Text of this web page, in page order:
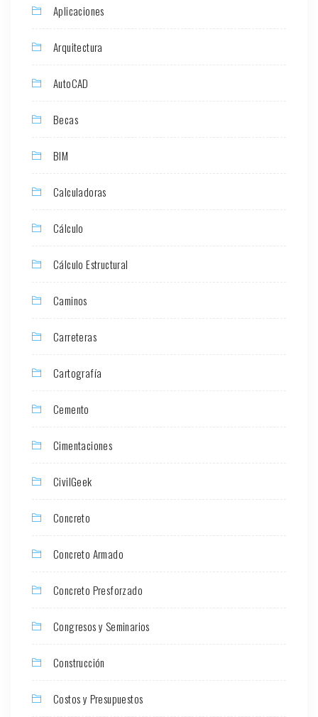
Aplicaciones
Arquitectura
AutoCAD
Becas
BIM
Calculadoras
Cálculo
Cálculo Estructural
Caminos
Carreteras
Cartografía
Cemento
Cimentaciones
CivilGeek
Concreto
Concreto Armado
Concreto Presforzado
Congresos y Seminarios
Construcción
Costos y Presupuestos